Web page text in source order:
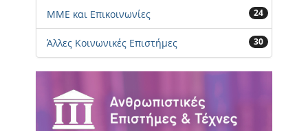
ΜΜΕ και Επικοινωνίες 24
Άλλες Κοινωνικές Επιστήμες 30